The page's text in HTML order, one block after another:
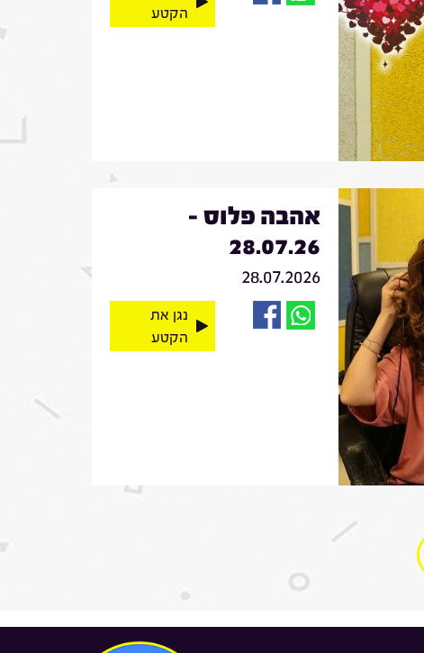
הקטע
אהבה פלוס -
28.07.26
28.07.2026
נגן את
הקטע